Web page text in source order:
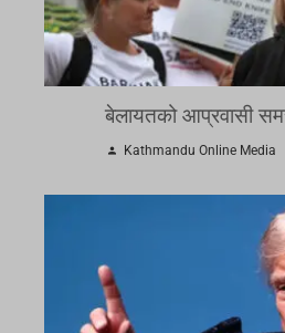
बेलायतको आप्रवासी
Kathmandu Online Media